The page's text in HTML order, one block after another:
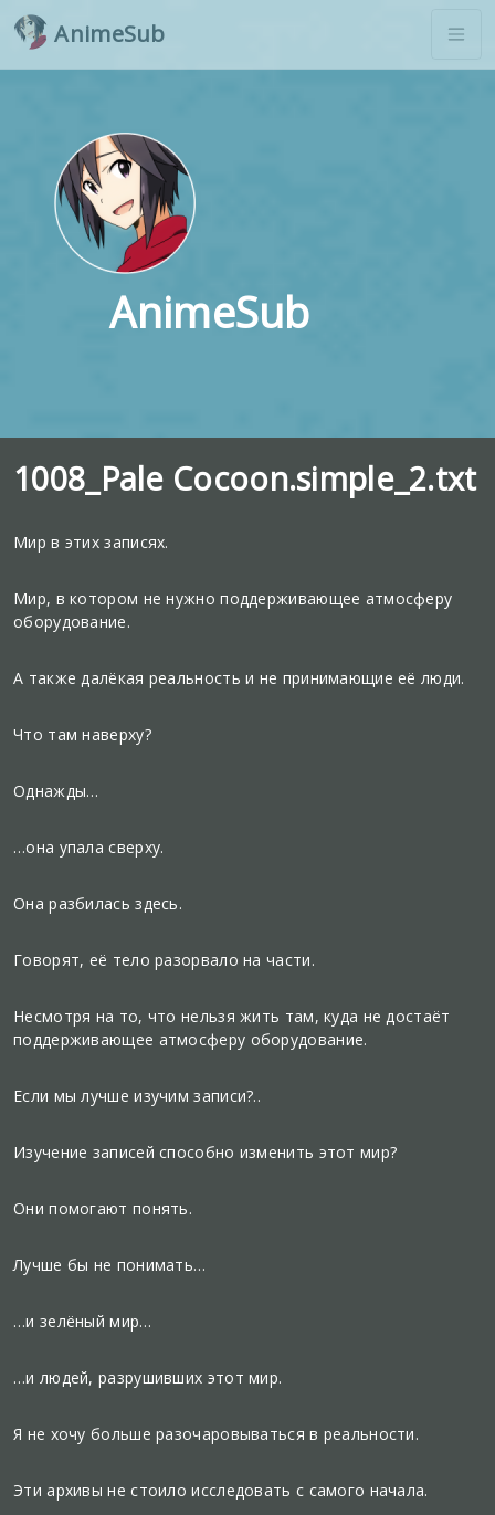
AnimeSub
AnimeSub
1008_Pale Cocoon.simple_2.txt
Мир в этих записях.
Мир, в котором не нужно поддерживающее атмосферу
оборудование.
А также далёкая реальность и не принимающие её люди.
Что там наверху?
Однажды…
…она упала сверху.
Она разбилась здесь.
Говорят, её тело разорвало на части.
Несмотря на то, что нельзя жить там, куда не достаёт
поддерживающее атмосферу оборудование.
Если мы лучше изучим записи?..
Изучение записей способно изменить этот мир?
Они помогают понять.
Лучше бы не понимать…
…и зелёный мир…
…и людей, разрушивших этот мир.
Я не хочу больше разочаровываться в реальности.
Эти архивы не стоило исследовать с самого начала.